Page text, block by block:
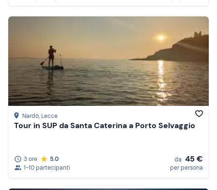
Nardò, Lecce
Tour in SUP da Santa Caterina a Porto Selvaggio
3 ore
5.0
1-10 partecipanti
da 45 €
per persona